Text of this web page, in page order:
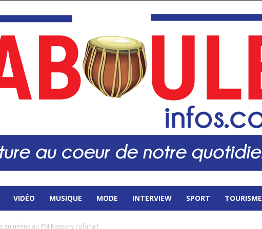
VIDÉO MUSIQUE MODE INTERVIEW SPORT TOURISME
au PM Kassory Fofana !